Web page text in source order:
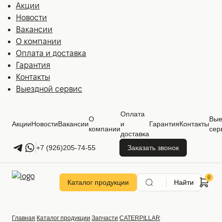
Акции
Новости
Вакансии
О компании
Оплата и доставка
Гарантия
Контакты
Выездной сервис
АкцииНовостиВакансии
О
компании
Оплата
и
доставка
ГарантияКонтакты
+7 (926)205-74-55 Заказать звонок
Каталог продукции Найти
Главная Каталог продукции Запчасти CATERPILLAR